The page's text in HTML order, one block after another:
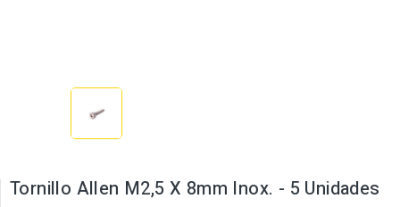
Tornillo Allen M2,5 X 8mm Inox. - 5 Unidades